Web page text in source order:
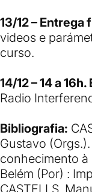
13/12 – Entrega
videos e
curso.
14/12 – 14 a
Radio
Bibliografia:
Gustavo
conhecimento
Belém (Por) :
CASTELLS,